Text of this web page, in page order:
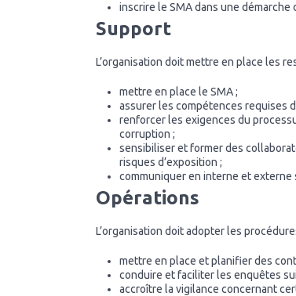
inscrire le SMA dans une démarche
Support
L’organisation doit mettre en place les
mettre en place le SMA ;
assurer les compétences requises
renforcer les exigences du
corruption ;
sensibiliser et former des
risques d’exposition ;
communiquer en interne et externe
Opérations
L’organisation doit adopter les
mettre en place et planifier des
conduire et faciliter les enquêtes
accroître la vigilance concernant